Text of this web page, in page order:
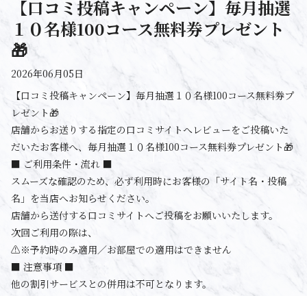
【口コミ投稿キャンペーン】毎月抽選
１０名様100コース無料券プレゼント
🎁
2026年06月05日
【口コミ投稿キャンペーン】毎月抽選１０名様100コース無料券プ
レゼント🎁
店舗からお送りする指定の口コミサイトへレビューをご投稿いた
だいたお客様へ、毎月抽選１０名様100コース無料券プレゼント🎁
■ ご利用条件・流れ ■
スムーズな確認のため、必ず利用時にお客様の「サイト名・投稿
名」を当店へお知らせください。
店舗から送付する口コミサイトへご投稿をお願いいたします。
次回ご利用の際は、
⚠️※予約時のみ適用／お部屋での適用はできません
■ 注意事項 ■
他の割引サービスとの併用は不可となります。